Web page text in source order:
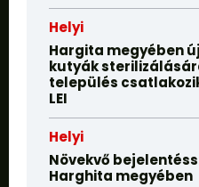
Helyi
Hargita megyében
kutyák
település
LEI
Helyi
Növekvő
Harghita megyében